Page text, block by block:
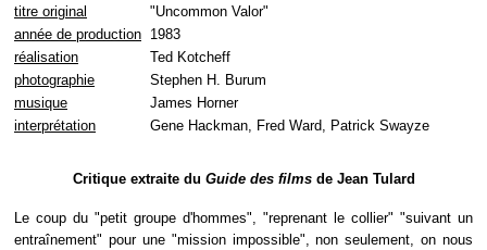
titre original
"Uncommon Valor"
année de production 1983
réalisation
Ted Kotcheff
photographie
Stephen H. Burum
musique
James Horner
interprétation
Gene Hackman, Fred Ward, Patrick Swayze
Critique extraite du Guide des filmsde Jean Tulard
Le coup du "petit groupe d'hommes", "reprenant le collier" "suivant un
entraînement" pour une "mission impossible", non seulement, on nous